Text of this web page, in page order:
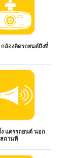
กล้องติดรถยนต์ถึงที่
แตรรถยนต์ นอก
สถานที่